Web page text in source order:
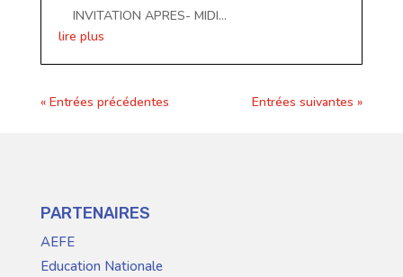
INVITATION APRES- MIDI...
lire plus
« Entrées précédentes Entrées suivantes »
PARTENAIRES
AEFE
Education Nationale